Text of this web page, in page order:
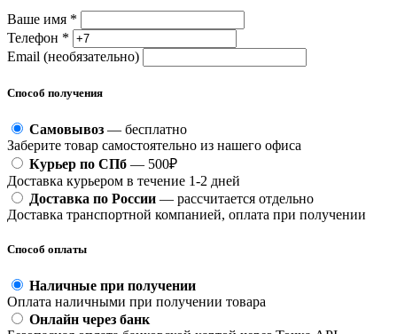
Ваше имя *
Телефон *
Email (необязательно)
Способ получения
Самовывоз — бесплатно
Заберите товар самостоятельно из нашего офиса
Курьер по СПб — 500₽
Доставка курьером в течение 1-2 дней
Доставка по России — рассчитается отдельно
Доставка транспортной компанией, оплата при получении
Способ оплаты
Наличные при получении
Оплата наличными при получении товара
Онлайн через банк